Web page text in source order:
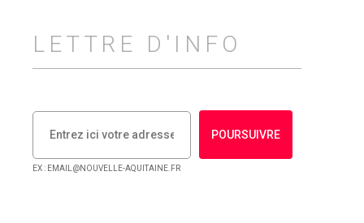
LETTRE D'INFO
POURSUIVRE
EX : EMAIL@NOUVELLE-AQUITAINE.FR